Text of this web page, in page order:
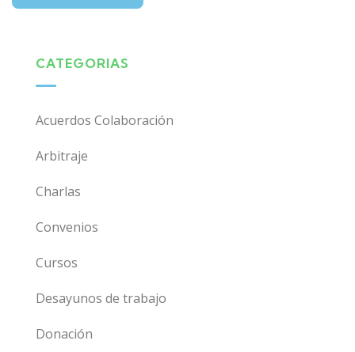
CATEGORIAS
Acuerdos Colaboración
Arbitraje
Charlas
Convenios
Cursos
Desayunos de trabajo
Donación